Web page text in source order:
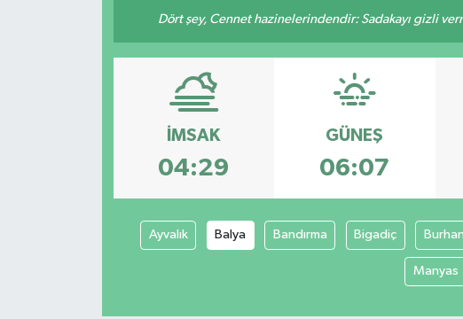
Dört şey, Cennet hazinelerindendir: Sadakayı gizli
İMSAK
04:29
GÜNEŞ
06:07
Ayvalık Balya Bandırma Bigadiç
Manyas